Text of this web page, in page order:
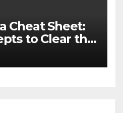
Cheat Sheet:
to Clear the